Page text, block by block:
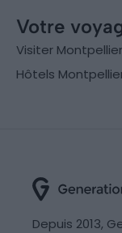
Votre
Visiter Montpellier
Hôtels
Depuis 2013,